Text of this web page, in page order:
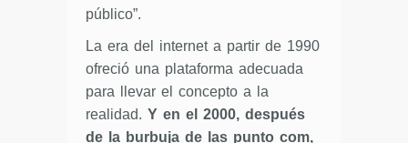
público”.
La era del internet a partir de 1990
ofreció una plataforma adecuada
para llevar el concepto a la
realidad. Y en el 2000, después
de la burbuja de las punto com,